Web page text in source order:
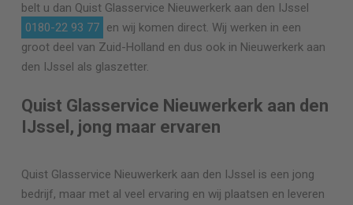
belt u dan Quist Glasservice Nieuwerkerk aan den IJssel
0180-22 93 77 en wij komen direct. Wij werken in een
groot deel van Zuid-Holland en dus ook in Nieuwerkerk aan
den IJssel als glaszetter.
Quist Glasservice Nieuwerkerk aan den
IJssel, jong maar ervaren
Quist Glasservice Nieuwerkerk aan den IJssel is een jong
bedrijf, maar met al veel ervaring en wij plaatsen en leveren